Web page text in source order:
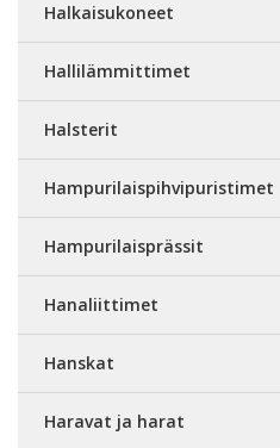
Halkaisukoneet
Hallilämmittimet
Halsterit
Hampurilaispihvipuristimet
Hampurilaisprässit
Hanaliittimet
Hanskat
Haravat ja harat